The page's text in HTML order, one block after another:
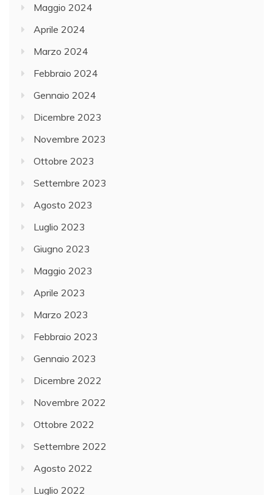
Maggio 2024
Aprile 2024
Marzo 2024
Febbraio 2024
Gennaio 2024
Dicembre 2023
Novembre 2023
Ottobre 2023
Settembre 2023
Agosto 2023
Luglio 2023
Giugno 2023
Maggio 2023
Aprile 2023
Marzo 2023
Febbraio 2023
Gennaio 2023
Dicembre 2022
Novembre 2022
Ottobre 2022
Settembre 2022
Agosto 2022
Luglio 2022